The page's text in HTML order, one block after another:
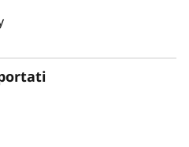
carichi di lavoro di
un tempo di attività
SR860 V4 ha
per evitare tempi di
Lightpath per
i guasti e tornare